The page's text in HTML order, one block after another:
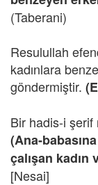
(Taberani)
Resulullah
kadınlara
göndermiştir.
Bir hadis-i şerif
(Ana-
çalışan
[Nesai]